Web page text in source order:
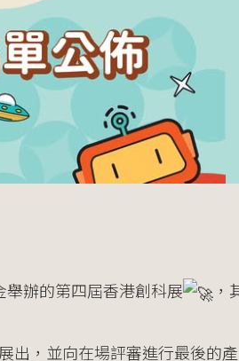
辦的第四屆香港創科展
，
出，並向在場評審進行最後的